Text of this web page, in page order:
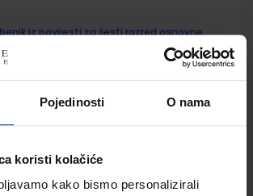
Pojedinosti O nama
koristi kolačiće
kako bismo personalizirali
iz povijesti za šesti razred osnovne
500179
Omot